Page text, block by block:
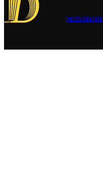
publicidad